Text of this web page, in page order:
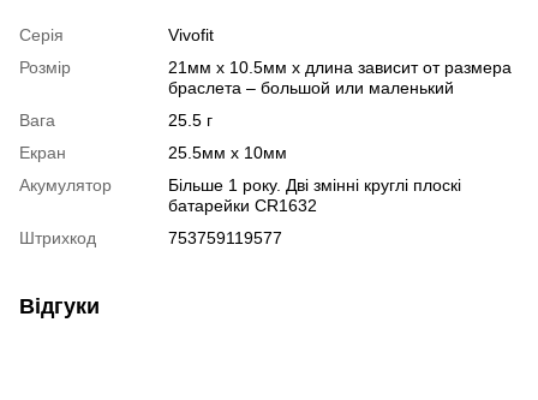
Серія
Vivofit
Розмір
21мм х 10.5мм х длина зависит от размера
браслета – большой или маленький
Вага
25.5 г
Екран
25.5мм x 10мм
Акумулятор
Більше 1 року. Дві змінні круглі плоскі
батарейки CR1632
Штрихкод
753759119577
Відгуки